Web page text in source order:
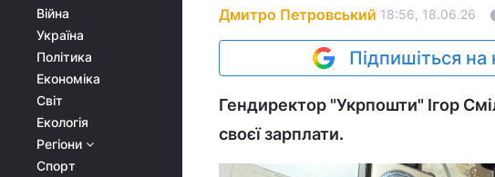
Війна
Україна
Політика
Економіка
Світ
Екологія
Регіони
Спорт
Дмитро Петровський 18:56, 18.06.26
Підпишіться на
Гендиректор "Укрпошти" Ігор
своєї зарплати.